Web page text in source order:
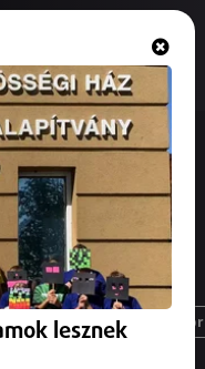
legfrissebb
Üzlet
lesznek